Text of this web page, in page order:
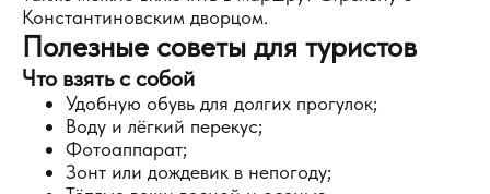
Константиновским дворцом.
Полезные советы для туристов
Что взять с собой
Удобную обувь для долгих прогулок;
Воду и лёгкий перекус;
Фотоаппарат;
Зонт или дождевик в непогоду;